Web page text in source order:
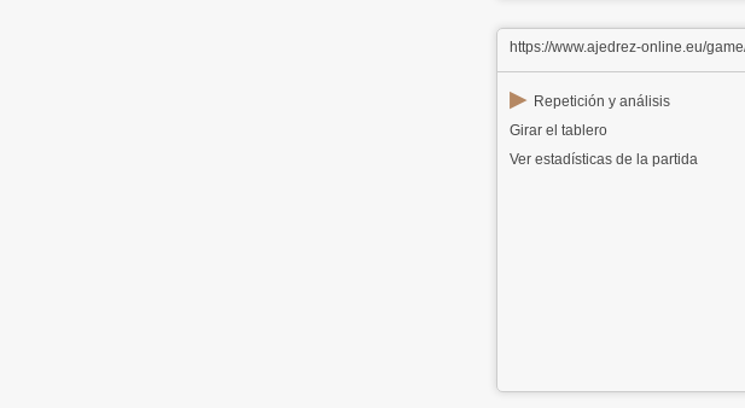
https://www.ajedrez-online.eu/
▶ Repetición y análisis
Girar el tablero
Ver estadísticas de la partida